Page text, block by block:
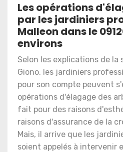
Les opérations
par les jardiniers
Malleon dans le
environs
Selon les explications de la
Giono, les jardiniers
pour son compte peuvent
opérations d'élagage des
fait pour des raisons
raisons d'assurance de la
Mais, il arrive que les
soient appelés à intervenir